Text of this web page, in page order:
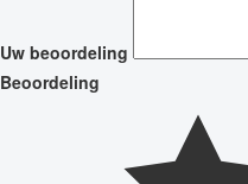
Uw beoordeling
Beoordeling